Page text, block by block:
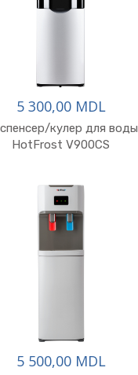
5 300,00 MDL
кулер для воды
HotFrost V900CS
В корзину
5 500,00 MDL